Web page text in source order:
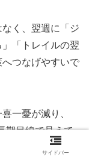
く、翌週に「ジ
「トレイルの翌
つなげやすいで
一憂が減り、
期目線で見えて
サイドバー